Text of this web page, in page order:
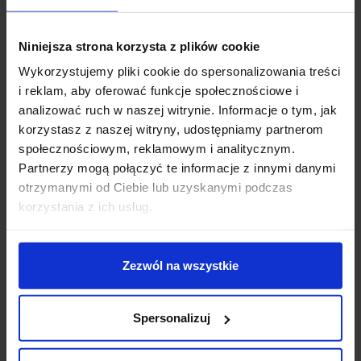
Niniejsza strona korzysta z plików cookie
Wykorzystujemy pliki cookie do spersonalizowania treści
i reklam, aby oferować funkcje społecznościowe i
analizować ruch w naszej witrynie. Informacje o tym, jak
korzystasz z naszej witryny, udostępniamy partnerom
społecznościowym, reklamowym i analitycznym.
Partnerzy mogą połączyć te informacje z innymi danymi
otrzymanymi od Ciebie lub uzyskanymi podczas
korzystania z ich usług.
Zezwól na wszystkie
Spersonalizuj
Koszt dostawy
Zapytaj o produkt
Opis
Paulmann Mari 709.51, 709.52to okrągły i gustowny
jest w 2 wersjach kolorystycznych: niebieskim i
beżowym. Klosz jest zamknięty od dołu dyskiem
dyfuzora, dzięki czemu nie oślepia a dodatkowo